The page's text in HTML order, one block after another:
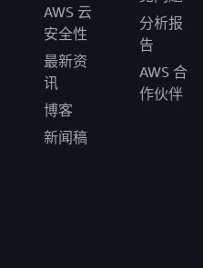
AWS 云
安全性
最新资
讯
博客
新闻稿
分析报
告
AWS 合
作伙伴